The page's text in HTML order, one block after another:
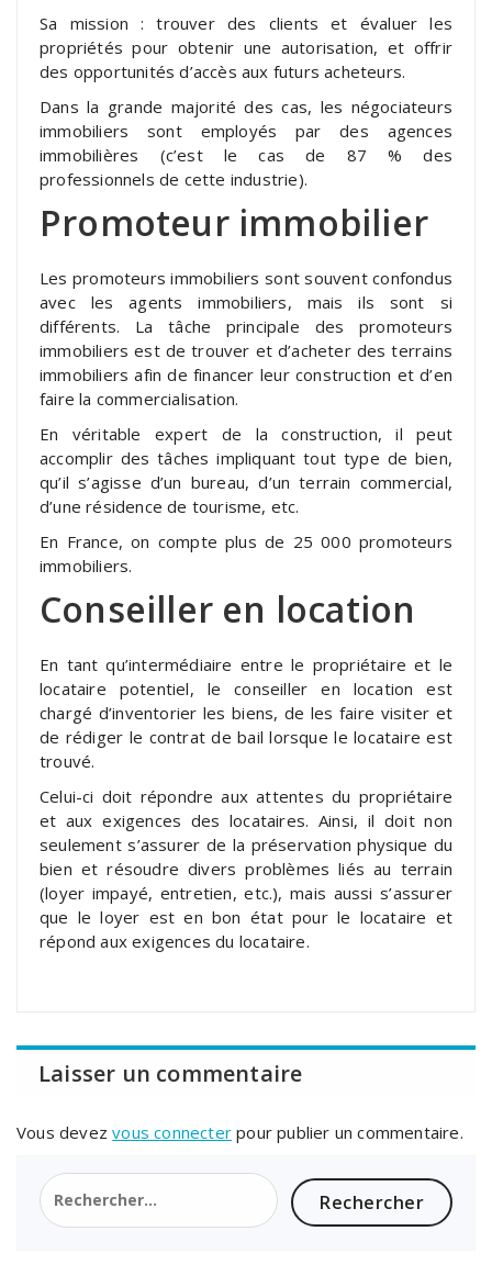
Sa mission : trouver des clients et évaluer les
propriétés pour obtenir une autorisation, et offrir
des opportunités d’accès aux futurs acheteurs.
Dans la grande majorité des cas, les négociateurs
immobiliers sont employés par des agences
immobilières (c’est le cas de 87 % des
professionnels de cette industrie).
Promoteur immobilier
Les promoteurs immobiliers sont souvent confondus
avec les agents immobiliers, mais ils sont si
différents. La tâche principale des promoteurs
immobiliers est de trouver et d’acheter des terrains
immobiliers afin de financer leur construction et d’en
faire la commercialisation.
En véritable expert de la construction, il peut
accomplir des tâches impliquant tout type de bien,
qu’il s’agisse d’un bureau, d’un terrain commercial,
d’une résidence de tourisme, etc.
En France, on compte plus de 25 000 promoteurs
immobiliers.
Conseiller en location
En tant qu’intermédiaire entre le propriétaire et le
locataire potentiel, le conseiller en location est
chargé d’inventorier les biens, de les faire visiter et
de rédiger le contrat de bail lorsque le locataire est
trouvé.
Celui-ci doit répondre aux attentes du propriétaire
et aux exigences des locataires. Ainsi, il doit non
seulement s’assurer de la préservation physique du
bien et résoudre divers problèmes liés au terrain
(loyer impayé, entretien, etc.), mais aussi s’assurer
que le loyer est en bon état pour le locataire et
répond aux exigences du locataire.
Laisser un commentaire
Vous devezvous connecter pour publier un commentaire.
Rechercher :